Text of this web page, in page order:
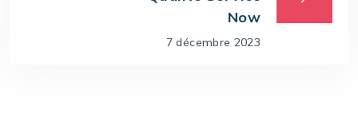
Now
7 décembre 2023